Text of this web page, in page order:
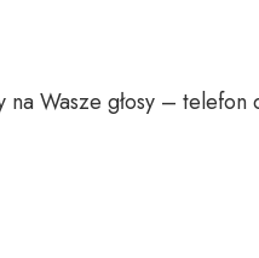
Wasze głosy –